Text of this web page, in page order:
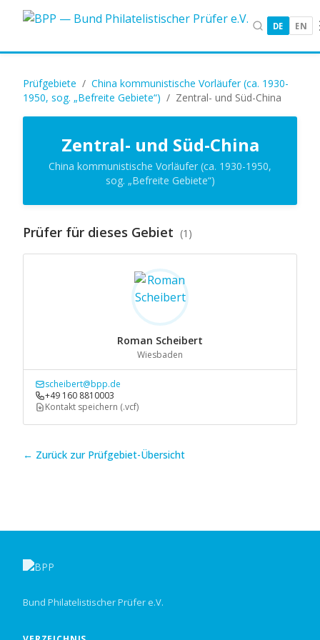
DE EN
Prüfgebiete / China kommunistische Vorläufer (ca. 1930-
1950, sog. „Befreite Gebiete“) / Zentral- und Süd-China
Zentral- und Süd-China
China kommunistische Vorläufer (ca. 1930-1950,
sog. „Befreite Gebiete“)
Prüfer für dieses Gebiet (1)
Roman Scheibert
Wiesbaden
scheibert@bpp.de
+49 160 8810003
Kontakt speichern (.vcf)
← Zurück zur Prüfgebiet-Übersicht
Bund Philatelistischer Prüfer e.V.